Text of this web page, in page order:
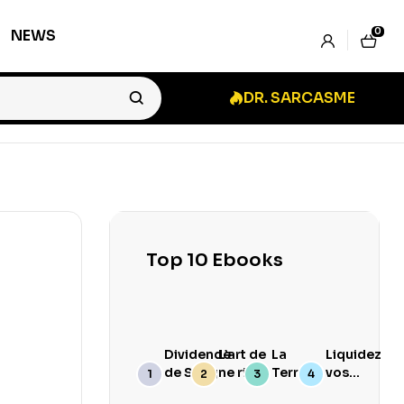
NEWS 0
DR. SARCASME
Top 10 Ebooks
Dividende
de Sang
L’art de
ne rien
branler
La
Terre
Goûte
Liquidez
vos